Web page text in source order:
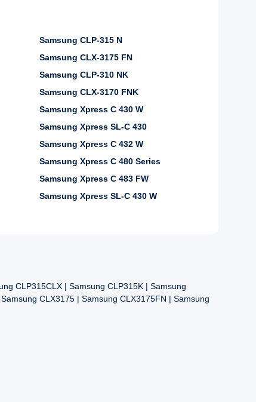
Samsung CLP-315 N
Samsung CLX-3175 FN
Samsung CLP-310 NK
Samsung CLX-3170 FNK
Samsung Xpress C 430 W
Samsung Xpress SL-C 430
Samsung Xpress C 432 W
Samsung Xpress C 480 Series
Samsung Xpress C 483 FW
Samsung Xpress SL-C 430 W
CLP315CLX | Samsung CLP315K | Samsung
CLX3175 | Samsung CLX3175FN | Samsung